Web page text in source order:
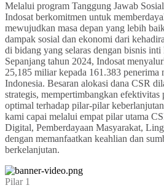
Melalui program Tanggung Jawab
Indosat berkomitmen untuk
mewujudkan masa depan yang lebih
dampak sosial dan ekonomi dari
di bidang yang selaras dengan bisnis
Sepanjang tahun 2024, Indosat
25,185 miliar kepada 161.383 penerima
Indonesia. Besaran alokasi dana CSR
strategis, mempertimbangkan efektivitas
optimal terhadap pilar-pilar
kami capai melalui empat pilar utama
Digital, Pemberdayaan Masyarakat,
dengan memanfaatkan keahlian dan
berkelanjutan.
Pilar 1